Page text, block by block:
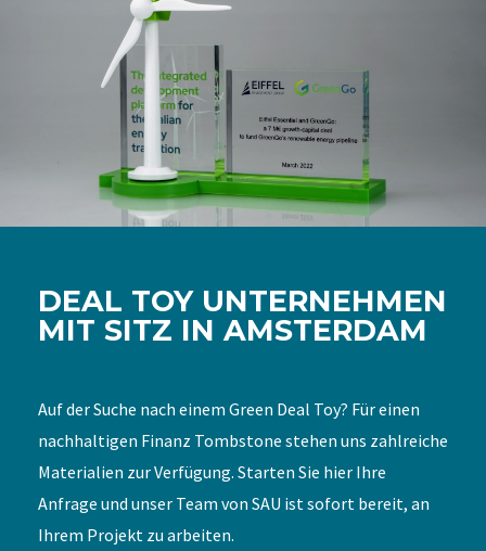
DEAL TOY UNTERNEHMEN
MIT SITZ IN AMSTERDAM
Auf der Suche nach einem Green Deal Toy? Für einen
nachhaltigen Finanz Tombstone stehen uns zahlreiche
Materialien zur Verfügung. Starten Sie hier Ihre
Anfrage und unser Team von SAU ist sofort bereit, an
Ihrem Projekt zu arbeiten.